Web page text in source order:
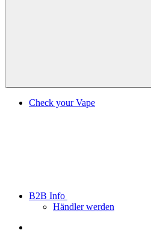
Check your Vape
B2B Info
Händler werden